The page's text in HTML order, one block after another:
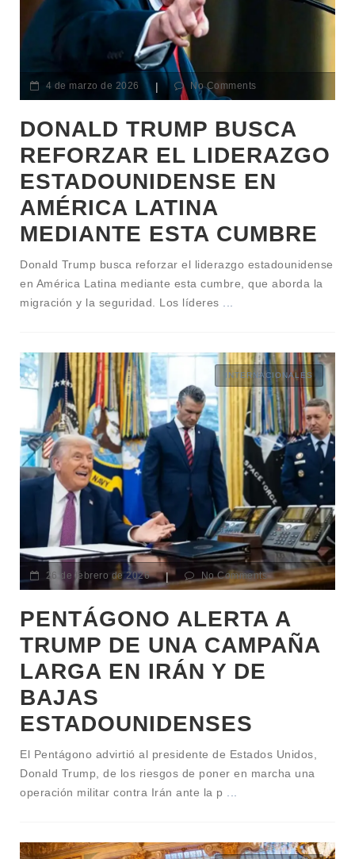
4 de marzo de 2026 | No Comments
DONALD TRUMP BUSCA
REFORZAR EL LIDERAZGO
ESTADOUNIDENSE EN
AMÉRICA LATINA
MEDIANTE ESTA CUMBRE
Donald Trump busca reforzar el liderazgo estadounidense
en América Latina mediante esta cumbre, que aborda la
migración y la seguridad. Los líderes
INTERNACIONALES
26 de febrero de 2026 | No Comments
PENTÁGONO ALERTA A
TRUMP DE UNA CAMPAÑA
LARGA EN IRÁN Y DE
BAJAS
ESTADOUNIDENSES
El Pentágono advirtió al presidente de Estados Unidos,
Donald Trump, de los riesgos de poner en marcha una
operación militar contra Irán ante la p